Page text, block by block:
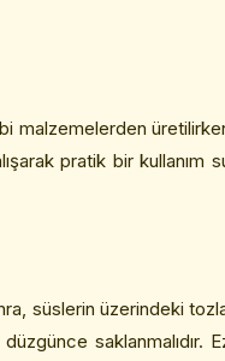
malzemelerden
pratik bir
süslerin üzerindeki
saklanmalıdır.